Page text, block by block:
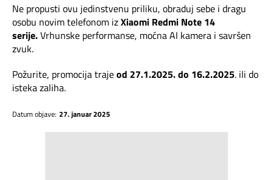
Ne propusti ovu jedinstvenu priliku, obraduj sebe i dragu
osobu novim telefonom izXiaomi Redmi Note 14
serije.Vrhunske performanse, moćna AI kamera i savršen
zvuk.
Požurite, promocija trajeod 27.1.2025. do 16.2.2025. ili do
isteka zaliha.
Datum objave: 27. januar 2025